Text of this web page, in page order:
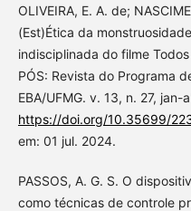
OLIVEIRA, E. A. de;
(Est)Ética da
indisciplinada do filme
PÓS: Revista do Programa
EBA/UFMG. v. 13, n. 27,
https://doi.org/10.35699/
em: 01 jul. 2024.
PASSOS, A. G. S. O
como técnicas de controle